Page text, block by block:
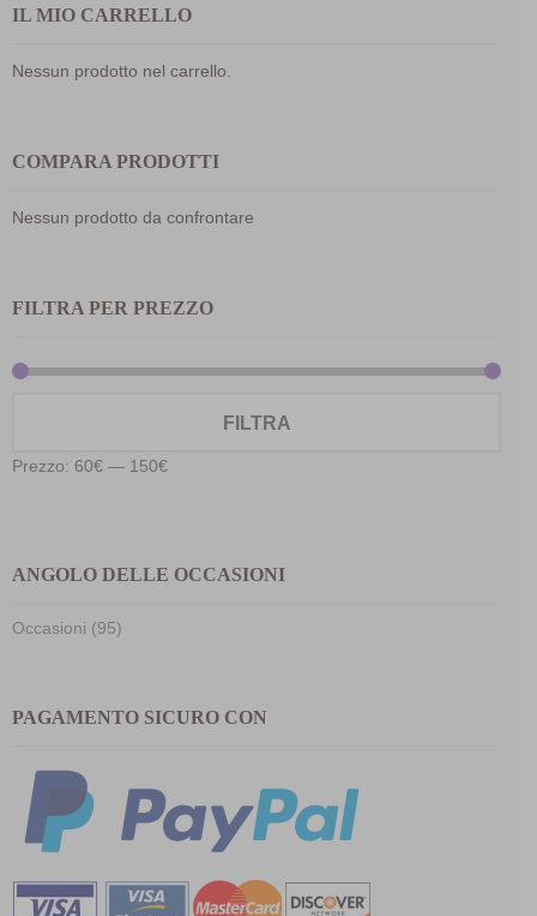
IL MIO CARRELLO
Nessun prodotto nel carrello.
COMPARA PRODOTTI
Nessun prodotto da confrontare
FILTRA PER PREZZO
FILTRA
Prezzo: 60€ — 150€
ANGOLO DELLE OCCASIONI
Occasioni (95)
PAGAMENTO SICURO CON